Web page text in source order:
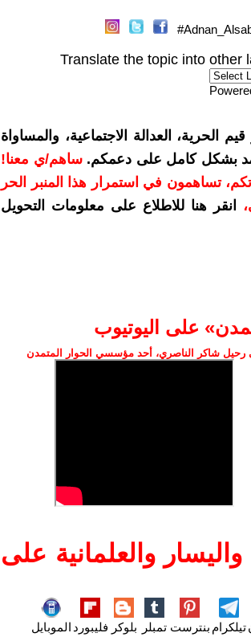
Translate the topic into other
العدالة الاجتماعية، والمساواة
بشكل كامل على دعمكم.ساهم/ي معنا!
تساهمون في استمرار هذا المنبر الحر
،
انقر هنا للاطلاع على معلومات التحويل
على اليوتيوب
رحيل شاكر الناصري، أحد مؤسسي الحوار المتمدن
والعلمانية على
تيلكرام بنترست تمبلر بلوكر فليبورد الموبايل